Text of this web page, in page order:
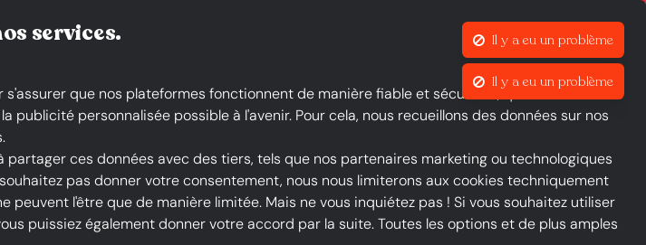
services.
que nos plateformes fonctionnent de manière fiable et sécurisée, que nous suivons
personnalisée possible à l'avenir. Pour cela, nous recueillons des données sur nos
partager ces données avec des tiers, tels que nos partenaires marketing ou technologiques
pas donner votre consentement, nous nous limiterons aux cookies techniquement
l'être que de manière limitée. Mais ne vous inquiétez pas ! Si vous souhaitez utiliser
puissiez également donner votre accord par la suite. Toutes les options et de plus amples
Liste de favoris
Il y a eu un problème
Il y a eu un problème